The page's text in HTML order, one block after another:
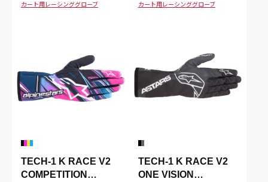
触りを実現。グリップ部の処理に
カート用 レーシンググローブ カート用 レーシンググローブ
TECH-1 K RACE V2
COMPETITION
TECH-1 K RACE V2
ONE VISION